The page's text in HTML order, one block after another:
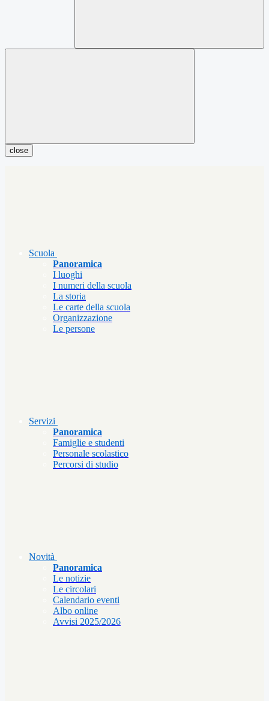
close
Scuola
Panoramica
I luoghi
I numeri della scuola
La storia
Le carte della scuola
Organizzazione
Le persone
Servizi
Panoramica
Famiglie e studenti
Personale scolastico
Percorsi di studio
Novità
Panoramica
Le notizie
Le circolari
Calendario eventi
Albo online
Avvisi 2025/2026